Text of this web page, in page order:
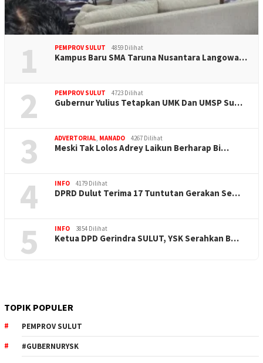
1 PEMPROV SULUT 4859 Dilihat
Kampus Baru SMA Taruna Nusantara Langowa…
2 PEMPROV SULUT 4723 Dilihat
Gubernur Yulius Tetapkan UMK Dan UMSP Su…
3 ADVERTORIAL MANADO 4267 Dilihat
Meski Tak Lolos Adrey Laikun Berharap Bi…
4 INFO 4179 Dilihat
DPRD Dulut Terima 17 Tuntutan Gerakan Se…
5 INFO 3854 Dilihat
Ketua DPD Gerindra SULUT, YSK Serahkan B…
TOPIK POPULER
PEMPROV SULUT
#GUBERNURYSK